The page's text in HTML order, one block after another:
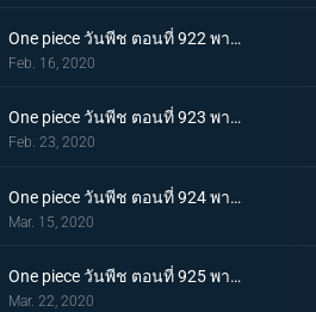
One piece วันพีช ตอนที่ 922 พากย์ไทย ตำนานลูกผู้ชาย! การเดินทางของโซโลและโทโนะยาสุ!
Feb. 16, 2020
One piece วันพีช ตอนที่ 923 พากย์ไทย สถานการณ์ฉุกเฉิน บิ๊กมัมย่างกรายสู่วาโนะ!
Feb. 23, 2020
One piece วันพีช ตอนที่ 924 พากย์ไทย เมืองในความโกลาหล! นักฆ่าหน้าใหม่ที่หมายหัวซันจิ
Mar. 15, 2020
One piece วันพีช ตอนที่ 925 พากย์ไทย การต่อสู้ครั้งใหญ่! ผู้พิทักษ์หน้ากากโซบะ!
Mar. 22, 2020